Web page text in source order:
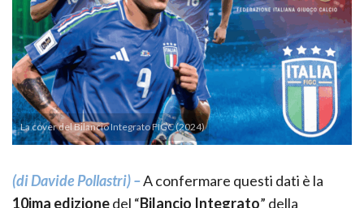
La cover del Bilancio Integrato FIGC (2024)
(di Davide Pollastri) –A confermare questi dati è la
10ima edizionedel “Bilancio Integrato” della